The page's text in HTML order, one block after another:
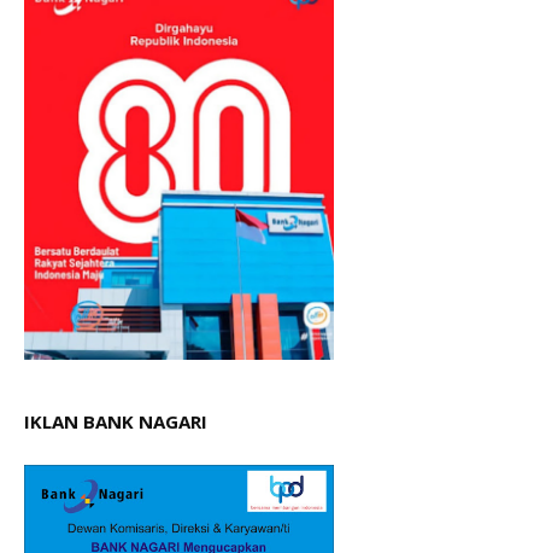
IKLAN BANK NAGARI